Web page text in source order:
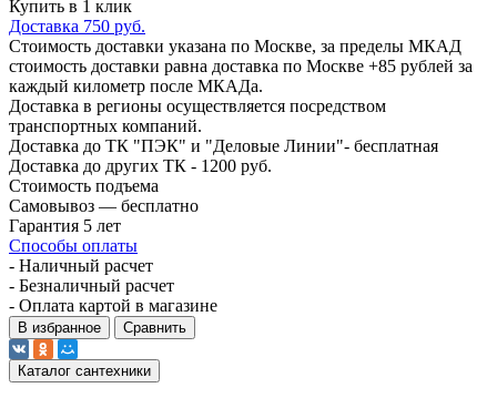
Купить в 1 клик
Доставка 750 руб.
Стоимость доставки указана по Москве, за пределы МКАД
стоимость доставки равна доставка по Москве +85 рублей за
каждый километр после МКАДа.
Доставка в регионы осуществляется посредством
транспортных компаний.
Доставка до ТК "ПЭК" и "Деловые Линии"- бесплатная
Доставка до других ТК - 1200 руб.
Стоимость подъема
Самовывоз — бесплатно
Гарантия 5 лет
Способы оплаты
- Наличный расчет
- Безналичный расчет
- Оплата картой в магазине
В избранное Сравнить
Каталог сантехники